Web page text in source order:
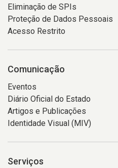
Eliminação de SPIs
Proteção de Dados Pessoais
Acesso Restrito
Comunicação
Eventos
Diário Oficial do Estado
Artigos e Publicações
Identidade Visual (MIV)
Serviços